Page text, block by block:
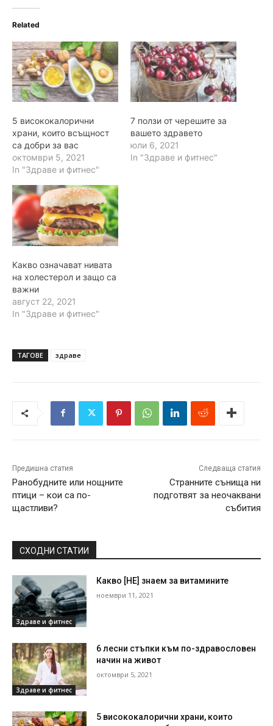
i
n
…
Related
5 висококалорични
храни, които всъщност
са добри за вас
октомври 5, 2021
In "Здраве и фитнес"
7 ползи от черешите за
вашето здравето
юли 6, 2021
In "Здраве и фитнес"
Какво означават нивата
на холестерол и защо са
важни
август 22, 2021
In "Здраве и фитнес"
ТАГОВЕ здраве
Предишна статия
Ранобудните или нощните
птици – кои са по-
щастливи?
Следваща статия
Странните сънища ни
подготвят за неочаквани
събития
СХОДНИ СТАТИИ
Здраве и фитнес
Какво [НЕ] знаем за витамините
ноември 11, 2021
Здраве и фитнес
6 лесни стъпки към по-здравословен
начин на живот
октомври 5, 2021
5 висококалорични храни, които